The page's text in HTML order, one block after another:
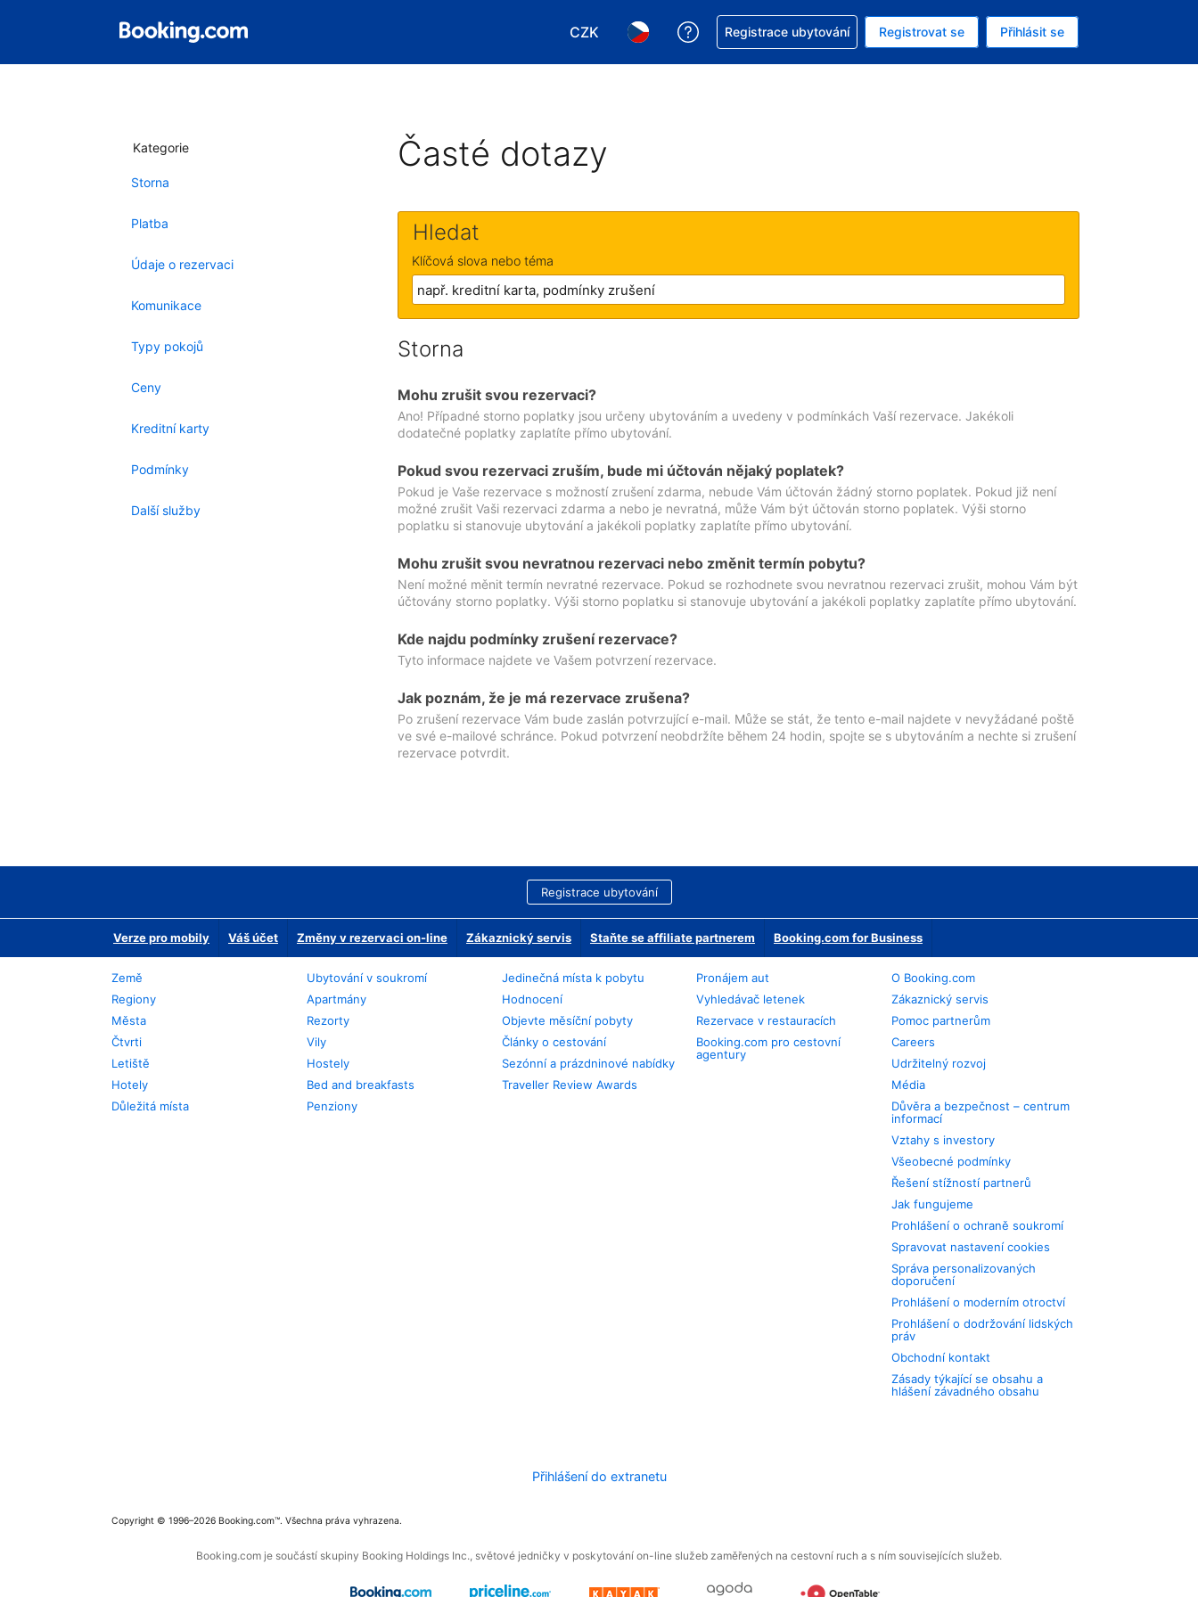
CZK
Vyberte si měnu. Aktuálně zvolená měna: Česká koruna
Vyberte si jazyk. Aktuálně zvolený jazyk: V češtině
Asistence s rezervací
Registrace ubytování Registrovat se Přihlásit se
Kategorie
Storna
Platba
Údaje o rezervaci
Komunikace
Typy pokojů
Ceny
Kreditní karty
Podmínky
Další služby
Časté dotazy
Hledat
Klíčová slova nebo téma
Storna
Mohu zrušit svou rezervaci?
Ano! Případné storno poplatky jsou určeny ubytováním a uvedeny v podmínkách Vaší rezervace. Jakékoli
dodatečné poplatky zaplatíte přímo ubytování.
Pokud svou rezervaci zruším, bude mi účtován nějaký poplatek?
Pokud je Vaše rezervace s možností zrušení zdarma, nebude Vám účtován žádný storno poplatek. Pokud již není
možné zrušit Vaši rezervaci zdarma a nebo je nevratná, může Vám být účtován storno poplatek. Výši storno
poplatku si stanovuje ubytování a jakékoli poplatky zaplatíte přímo ubytování.
Mohu zrušit svou nevratnou rezervaci nebo změnit termín pobytu?
Není možné měnit termín nevratné rezervace. Pokud se rozhodnete svou nevratnou rezervaci zrušit, mohou Vám být
účtovány storno poplatky. Výši storno poplatku si stanovuje ubytování a jakékoli poplatky zaplatíte přímo ubytování.
Kde najdu podmínky zrušení rezervace?
Tyto informace najdete ve Vašem potvrzení rezervace.
Jak poznám, že je má rezervace zrušena?
Po zrušení rezervace Vám bude zaslán potvrzující e-mail. Může se stát, že tento e-mail najdete v nevyžádané poště
ve své e-mailové schránce. Pokud potvrzení neobdržíte během 24 hodin, spojte se s ubytováním a nechte si zrušení
rezervace potvrdit.
Registrace ubytování
Verze pro mobily Váš účet Změny v rezervaci on-line Zákaznický servis Staňte se affiliate partnerem Booking.com for Business
Země
Regiony
Města
Čtvrti
Letiště
Hotely
Důležitá místa
Ubytování v soukromí
Apartmány
Rezorty
Vily
Hostely
Bed and breakfasts
Penziony
Jedinečná místa k pobytu
Hodnocení
Objevte měsíční pobyty
Články o cestování
Sezónní a prázdninové nabídky
Traveller Review Awards
Pronájem aut
Vyhledávač letenek
Rezervace v restauracích
Booking.com pro cestovní
agentury
O Booking.com
Zákaznický servis
Pomoc partnerům
Careers
Udržitelný rozvoj
Média
Důvěra a bezpečnost – centrum
informací
Vztahy s investory
Všeobecné podmínky
Řešení stížností partnerů
Jak fungujeme
Prohlášení o ochraně soukromí
Spravovat nastavení cookies
Správa personalizovaných
doporučení
Prohlášení o moderním otroctví
Prohlášení o dodržování lidských
práv
Obchodní kontakt
Zásady týkající se obsahu a
hlášení závadného obsahu
Přihlášení do extranetu
Copyright © 1996–2026 Booking.com™. Všechna práva vyhrazena.
Booking.com je součástí skupiny Booking Holdings Inc., světové jedničky v poskytování on-line služeb zaměřených na cestovní ruch a s ním souvisejících služeb.